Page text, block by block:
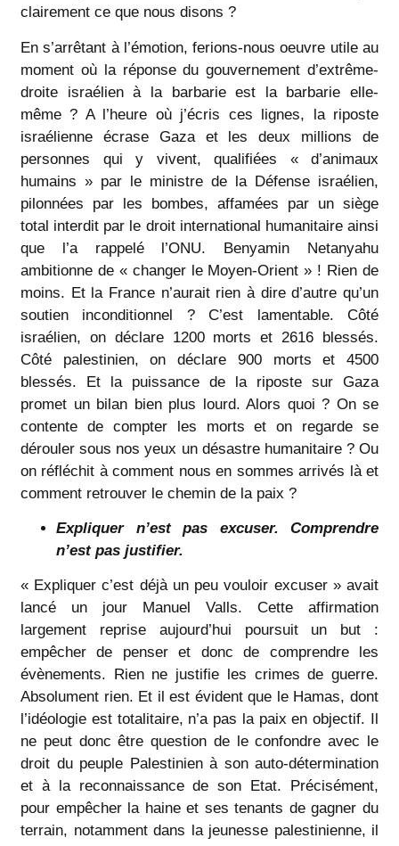
clairement ce que nous disons ?
En s’arrêtant à l’émotion, ferions-nous oeuvre utile au
moment où la réponse du gouvernement d’extrême-
droite israélien à la barbarie est la barbarie elle-
même ? A l’heure où j’écris ces lignes, la riposte
israélienne écrase Gaza et les deux millions de
personnes qui y vivent, qualifiées « d’animaux
humains » par le ministre de la Défense israélien,
pilonnées par les bombes, affamées par un siège
total interdit par le droit international humanitaire ainsi
que l’a rappelé l’ONU. Benyamin Netanyahu
ambitionne de « changer le Moyen-Orient » ! Rien de
moins. Et la France n’aurait rien à dire d’autre qu’un
soutien inconditionnel ? C’est lamentable. Côté
israélien, on déclare 1200 morts et 2616 blessés.
Côté palestinien, on déclare 900 morts et 4500
blessés. Et la puissance de la riposte sur Gaza
promet un bilan bien plus lourd. Alors quoi ? On se
contente de compter les morts et on regarde se
dérouler sous nos yeux un désastre humanitaire ? Ou
on réfléchit à comment nous en sommes arrivés là et
comment retrouver le chemin de la paix ?
Expliquer n’est pas excuser. Comprendre
n’est pas justifier.
« Expliquer c’est déjà un peu vouloir excuser » avait
lancé un jour Manuel Valls. Cette affirmation
largement reprise aujourd’hui poursuit un but :
empêcher de penser et donc de comprendre les
évènements. Rien ne justifie les crimes de guerre.
Absolument rien. Et il est évident que le Hamas, dont
l’idéologie est totalitaire, n’a pas la paix en objectif. Il
ne peut donc être question de le confondre avec le
droit du peuple Palestinien à son auto-détermination
et à la reconnaissance de son Etat. Précisément,
pour empêcher la haine et ses tenants de gagner du
terrain, notamment dans la jeunesse palestinienne, il